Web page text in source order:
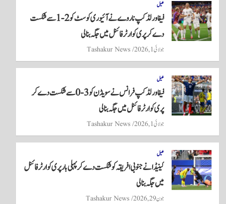
کھیل
فیفا ورلڈ کپ ناروے نے آئیوری کوسٹ کو 2-1 سے شکست
دے کر پری کوارٹر فائنل میں جگہ بنا لی
جولائی 1, 2026 Tashakur News
کھیل
فیفا ورلڈ کپ فرانس نے سویڈن کو 3-0 سے شکست دے کر
پری کوارٹر فائنل میں جگہ بنا لی
جولائی 1, 2026 Tashakur News
کھیل
کینیڈا نے جنوبی افریقہ کو شکست دے کر پہلی بار پری کوارٹر فائنل
میں جگہ بنا لی
جون 29, 2026 Tashakur News